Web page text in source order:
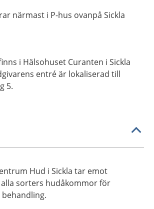
närmast i P-hus ovanpå Sickla
i Hälsohuset Curanten i Sickla
entré är lokaliserad till
5.
Hud i Sickla tar emot
sorters hudåkommor för